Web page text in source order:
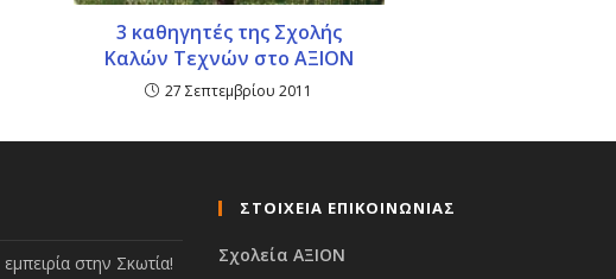
3 καθηγητές της Σχολής
Καλών Τεχνών στο ΑΞΙΟΝ
27 Σεπτεμβρίου 2011
στην Σκωτία!
ΣΤΟΙΧΕΙΑ ΕΠΙΚΟΙΝΩΝΙΑΣ
Σχολεία ΑΞΙΟΝ